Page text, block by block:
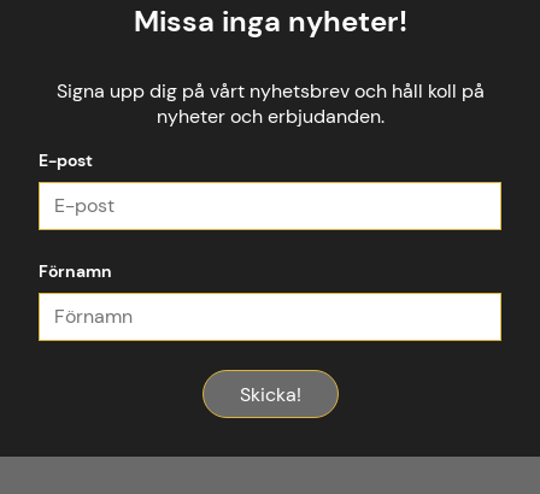
Missa inga nyheter!
Signa upp dig på vårt nyhetsbrev och håll koll på
nyheter och erbjudanden.
E-post
Förnamn
Skicka!